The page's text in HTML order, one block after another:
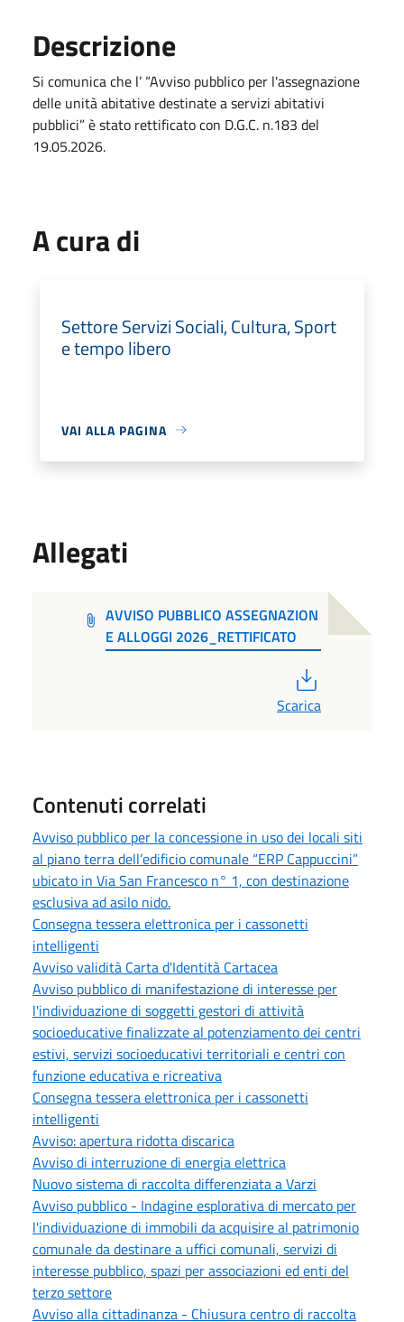
Descrizione
Si comunica che l’ “Avviso pubblico per l'assegnazione
delle unità abitative destinate a servizi abitativi
pubblici” è stato rettificato con D.G.C. n.183 del
19.05.2026.
A cura di
Settore Servizi Sociali, Cultura, Sport
e tempo libero
VAI ALLA PAGINA
Allegati
AVVISO PUBBLICO ASSEGNAZION
E ALLOGGI 2026_RETTIFICATO
Scarica
Contenuti correlati
Avviso pubblico per la concessione in uso dei locali siti
al piano terra dell’edificio comunale “ERP Cappuccini”
ubicato in Via San Francesco n° 1, con destinazione
esclusiva ad asilo nido.
Consegna tessera elettronica per i cassonetti
intelligenti
Avviso validità Carta d'Identità Cartacea
Avviso pubblico di manifestazione di interesse per
l'individuazione di soggetti gestori di attività
socioeducative finalizzate al potenziamento dei centri
estivi, servizi socioeducativi territoriali e centri con
funzione educativa e ricreativa
Consegna tessera elettronica per i cassonetti
intelligenti
Avviso: apertura ridotta discarica
Avviso di interruzione di energia elettrica
Nuovo sistema di raccolta differenziata a Varzi
Avviso pubblico - Indagine esplorativa di mercato per
l'individuazione di immobili da acquisire al patrimonio
comunale da destinare a uffici comunali, servizi di
interesse pubblico, spazi per associazioni ed enti del
terzo settore
Avviso alla cittadinanza - Chiusura centro di raccolta